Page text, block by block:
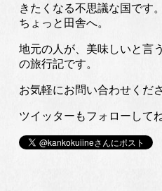
きたくなる不思議な国です
ちょっと田舎へ。
地元の人が、美味しいと言
の旅行記です。
お気軽にお問い合わせくだ
ツイッターもフォローして